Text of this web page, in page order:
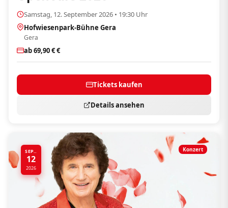
Samstag, 12. September 2026 • 19:30 Uhr
Hofwiesenpark-Bühne Gera
Gera
ab 69,90 € €
Tickets kaufen
Details ansehen
SEP..
12
2026
Konzert